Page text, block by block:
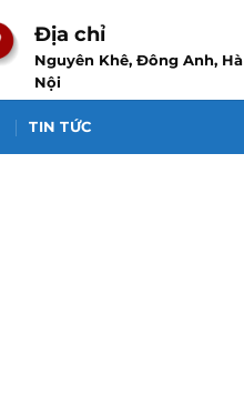
Địa chỉ
Nguyên Khê, Đông Anh, Hà
Nội
TIN TỨC